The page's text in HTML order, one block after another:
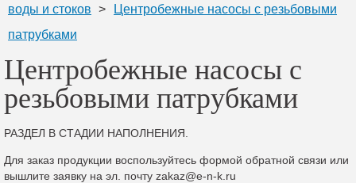
воды и стоков >
Центробежные насосы с резьбовыми
патрубками
Центробежные насосы с
резьбовыми патрубками
РАЗДЕЛ В СТАДИИ НАПОЛНЕНИЯ.
Для заказ продукции воспользуйтесь формой обратной связи или
вышлите заявку на эл. почту zakaz@e-n-k.ru